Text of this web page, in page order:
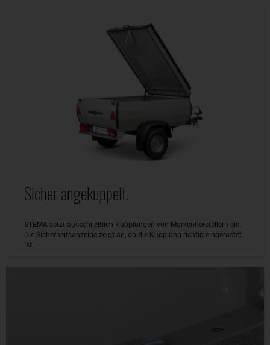
Sicher angekuppelt.
STEMA setzt ausschließlich Kupplungen von Markenherstellern ein.
Die Sicherheitsanzeige zeigt an, ob die Kupplung richtig eingerastet
ist.